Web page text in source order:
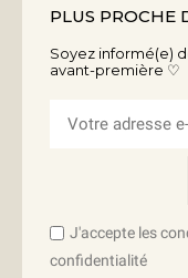
PLUS PROCHE
Soyez informé(e)
avant-première ♡
J'accepte les
confidentialité